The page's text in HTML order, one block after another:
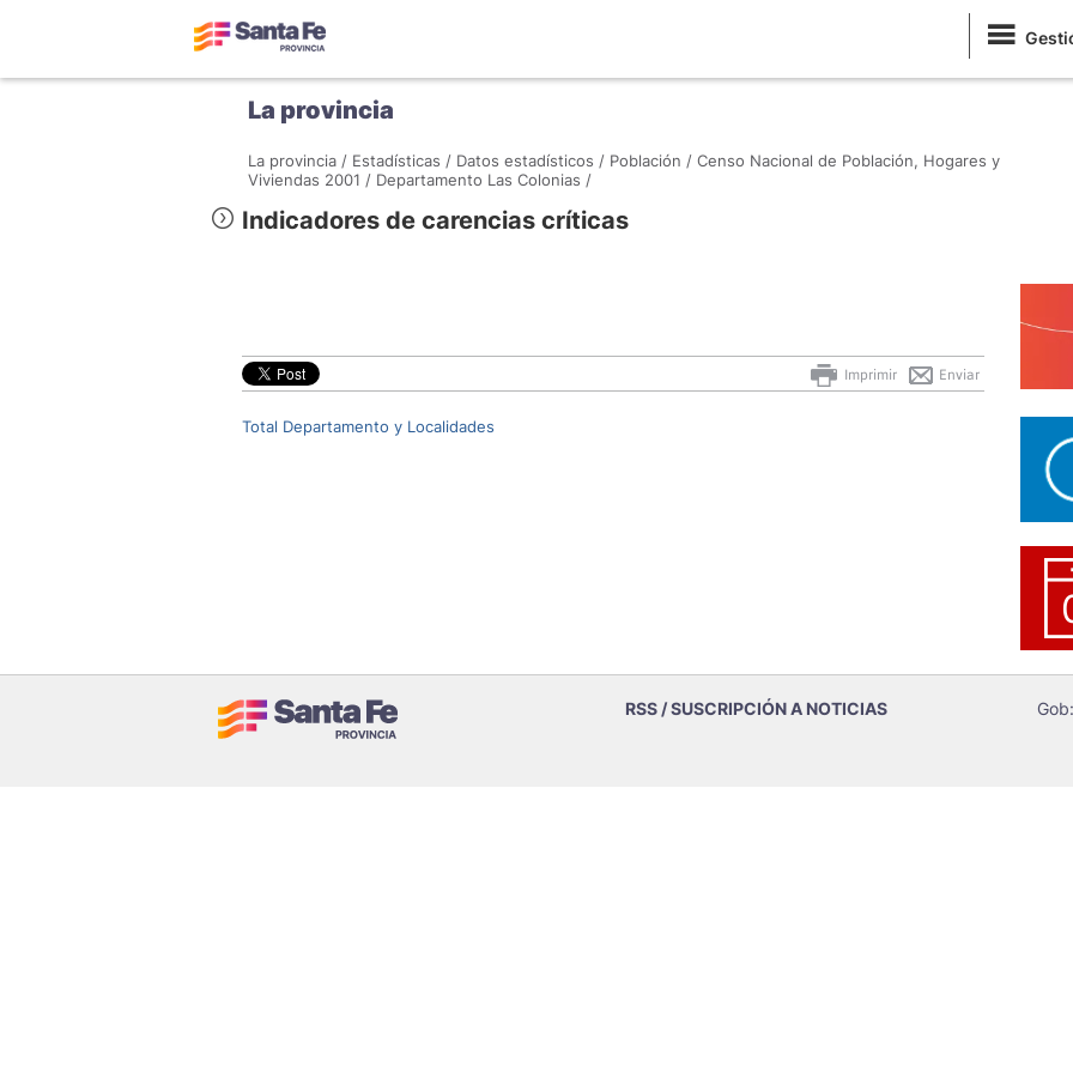
La provincia
La provincia / Estadísticas / Datos estadísticos / Población / Censo Nacional de Población, Hogares y
Viviendas 2001 / Departamento Las Colonias /
Indicadores de carencias críticas
Enviar
Imprimir
Total Departamento y Localidades
RSS / SUSCRIPCIÓN A NOTICIAS